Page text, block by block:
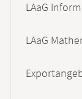
LAaG
LAaG